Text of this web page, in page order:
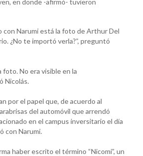
con Narumi está la foto de Arthur Del
¿No te importó verla?”, preguntó
foto. No era visible en la
Nicolás.
por el papel que, de acuerdo al
del automóvil que arrendó
en el campus inversitario el día
con Narumi.
haber escrito el término “Nicomi”, un